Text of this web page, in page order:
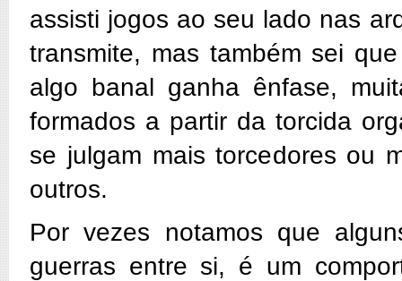
assisti jogos ao seu lado nas
transmite, mas também sei
algo banal ganha ênfase,
formados a partir da torcida
se julgam mais torcedores ou
outros.
Por vezes notamos que
guerras entre si, é um